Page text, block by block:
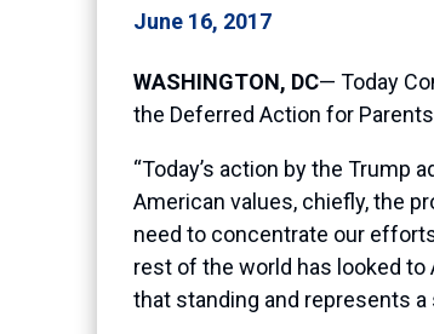
June 16, 2017
WASHINGTON, DC— Today
the Deferred Action for
“Today’s action by the Trump
American values, chiefly, the
need to concentrate our
rest of the world has looked to
that standing and represents